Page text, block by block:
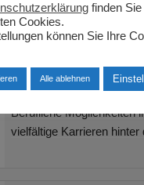
Berufliche Möglichkeiten
vielfältige Karrieren hinter
finden
Cookies.
können Sie Ihre
Alle ablehnen